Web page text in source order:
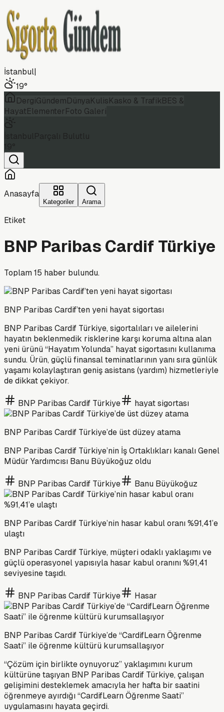
İstanbul|
19°
DergiGündemDünyaKulisKasko & TrafikBES &
HayatElementerFoto Galeri
Anasayfa
Kategoriler Arama
Etiket
BNP Paribas Cardif Türkiye
Toplam15 haber bulundu.
BNP Paribas Cardif’ten yeni hayat sigortası
BNP Paribas Cardif Türkiye, sigortalıları ve ailelerini
hayatın beklenmedik risklerine karşı koruma altına alan
yeni ürünü “Hayatım Yolunda” hayat sigortasını kullanıma
sundu. Ürün, güçlü finansal teminatlarının yanı sıra günlük
yaşamı kolaylaştıran geniş asistans (yardım) hizmetleriyle
de dikkat çekiyor.
BNP Paribas Cardif Türkiye hayat sigortası
BNP Paribas Cardif Türkiye’de üst düzey atama
BNP Paribas Cardif Türkiye’nin İş Ortaklıkları kanalı Genel
Müdür Yardımcısı Banu Büyükoğuz oldu
BNP Paribas Cardif Türkiye Banu Büyükoğuz
BNP Paribas Cardif Türkiye’nin hasar kabul oranı %91,41’e
ulaştı
BNP Paribas Cardif Türkiye, müşteri odaklı yaklaşımı ve
güçlü operasyonel yapısıyla hasar kabul oranını %91,41
seviyesine taşıdı.
BNP Paribas Cardif Türkiye Hasar
BNP Paribas Cardif Türkiye’de “CardifLearn Öğrenme
Saati” ile öğrenme kültürü kurumsallaşıyor
“Çözüm için birlikte oynuyoruz” yaklaşımını kurum
kültürüne taşıyan BNP Paribas Cardif Türkiye, çalışan
gelişimini desteklemek amacıyla her hafta bir saatini
öğrenmeye ayırdığı “CardifLearn Öğrenme Saati”
uygulamasını hayata geçirdi.